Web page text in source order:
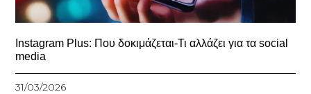
Instagram Plus: Που δοκιμάζεται-Τι αλλάζει για τα social
media
31/03/2026